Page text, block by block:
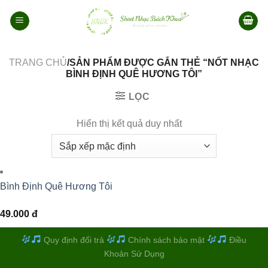
qua
TRANG CHỦ/SẢN PHẨM ĐƯỢC GẮN THẺ “NỐT NHẠC
BÌNH ĐỊNH QUÊ HƯƠNG TÔI”
LỌC
Hiển thị kết quả duy nhất
Bình Định Quê Hương Tôi
49.000 đ
Quy định đổi trả Chính sách bảo mật
Điều
Khoản Sử Dụng